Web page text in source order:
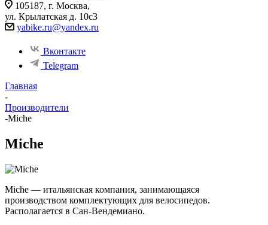
105187, г. Москва,
ул. Крылатская д. 10с3
yabike.ru@yandex.ru
Вконтакте
Telegram
Главная
-
Производители
-Miche
Miche
Miche — итальянская компания, занимающаяся
производством комплектующих для велосипедов.
Располагается в Сан-Вендемиано.